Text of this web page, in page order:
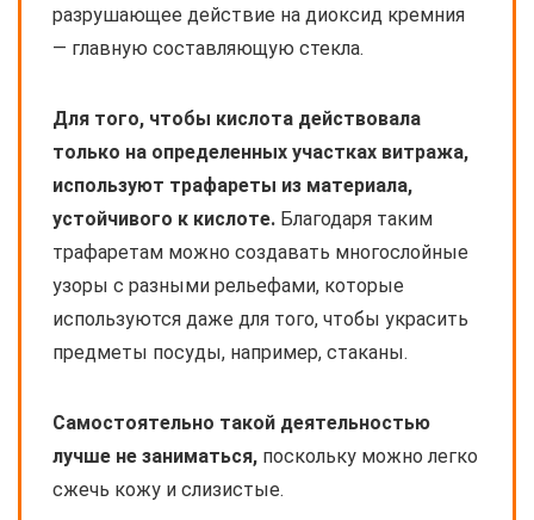
разрушающее действие на диоксид кремния
— главную составляющую стекла.
Для того, чтобы кислота действовала
только на определенных участках витража,
используют трафареты из материала,
устойчивого к кислоте. Благодаря таким
трафаретам можно создавать многослойные
узоры с разными рельефами, которые
используются даже для того, чтобы украсить
предметы посуды, например, стаканы.
Самостоятельно такой деятельностью
лучше не заниматься, поскольку можно легко
сжечь кожу и слизистые.